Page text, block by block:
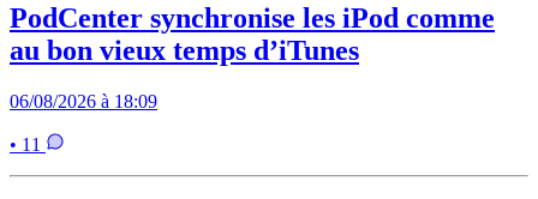
PodCenter synchronise les iPod comme
au bon vieux temps d’iTunes
06/08/2026 à 18:09
• 11